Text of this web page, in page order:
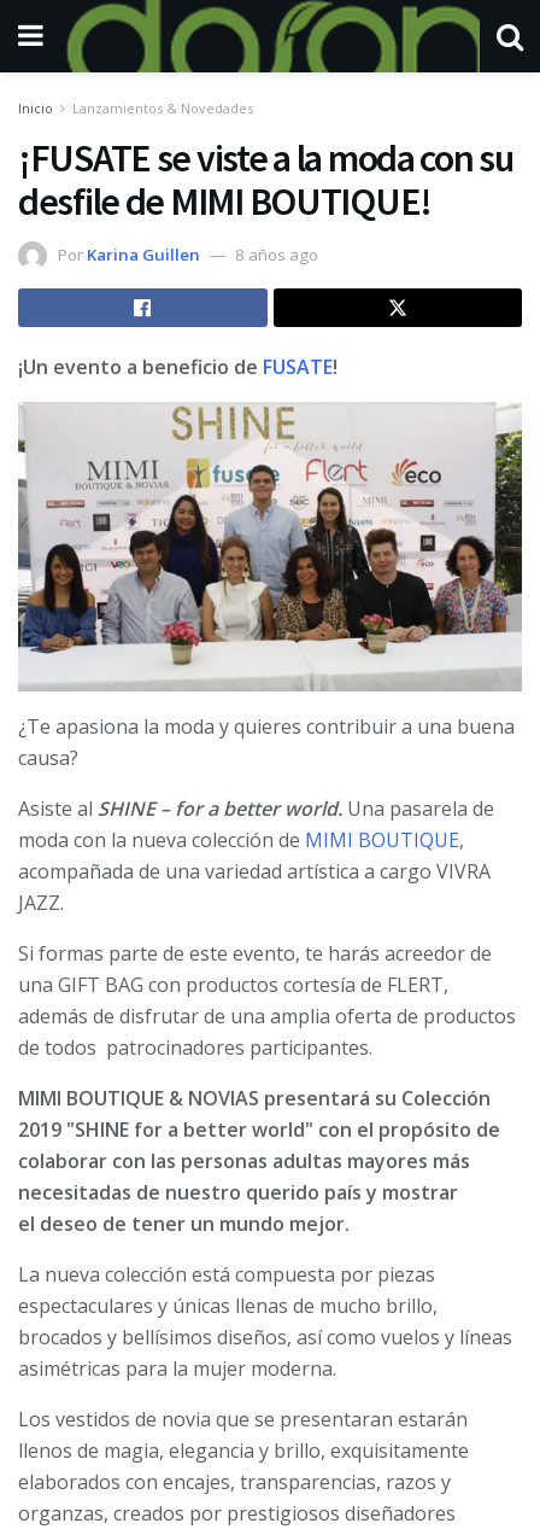
Inicio Lanzamientos & Novedades
¡FUSATE se viste a la moda con su
desfile de MIMI BOUTIQUE!
Por Karina Guillen 8 años ago
¡Un evento a beneficio de FUSATE!
¿Te apasiona la moda y quieres contribuir a una buena
causa?
Asiste al SHINE – for a better world. Una pasarela de
moda con la nueva colección de MIMI BOUTIQUE,
acompañada de una variedad artística a cargo VIVRA
JAZZ.
Si formas parte de este evento, te harás acreedor de
una GIFT BAG con productos cortesía de FLERT,
además de disfrutar de una amplia oferta de productos
de todos patrocinadores participantes.
MIMI BOUTIQUE & NOVIAS presentará su Colección
2019 "SHINE for a better world" con el propósito de
colaborar con las personas adultas mayores más
necesitadas de nuestro querido país y mostrar
el deseo de tener un mundo mejor.
La nueva colección está compuesta por piezas
espectaculares y únicas llenas de mucho brillo,
brocados y bellísimos diseños, así como vuelos y líneas
asimétricas para la mujer moderna.
Los vestidos de novia que se presentaran estarán
llenos de magia, elegancia y brillo, exquisitamente
elaborados con encajes, transparencias, razos y
organzas, creados por prestigiosos diseñadores